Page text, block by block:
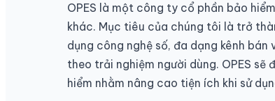
OPES là một công ty cổ phần bảo
khác. Mục tiêu của chúng tôi là trở
dụng công nghệ số, đa dạng kênh
theo trải nghiệm người dùng. OPES
hiểm nhằm nâng cao tiện ích khi sử